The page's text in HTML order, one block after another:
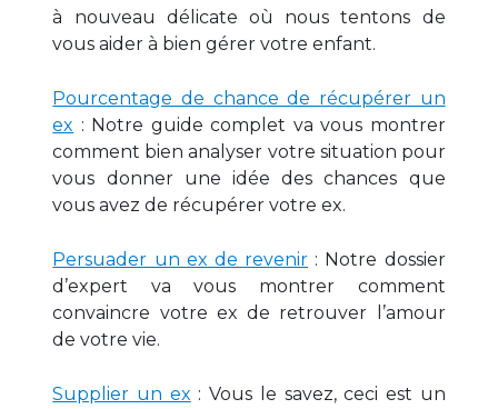
à nouveau délicate où nous tentons de
vous aider à bien gérer votre enfant.
Pourcentage de chance de récupérer un
ex : Notre guide complet va vous montrer
comment bien analyser votre situation pour
vous donner une idée des chances que
vous avez de récupérer votre ex.
Persuader un ex de revenir : Notre dossier
d’expert va vous montrer comment
convaincre votre ex de retrouver l’amour
de votre vie.
Supplier un ex : Vous le savez, ceci est un